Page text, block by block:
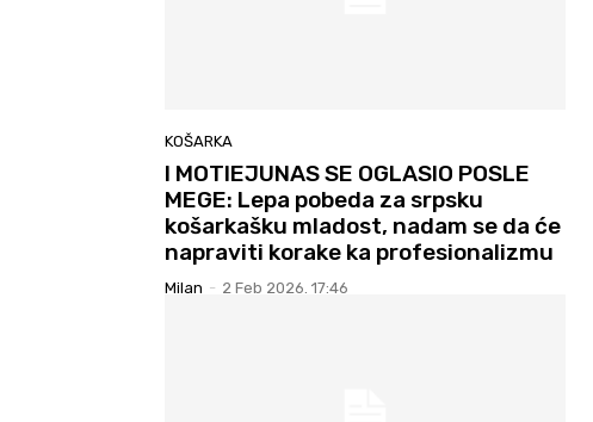
KOŠARKA
I MOTIEJUNAS SE OGLASIO POSLE
MEGE: Lepa pobeda za srpsku
košarkašku mladost, nadam se da će
napraviti korake ka profesionalizmu
Milan - 2 Feb 2026. 17:46